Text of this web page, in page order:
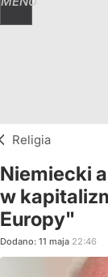
Religia
Niemiecki
w
Europy"
Dodano: 11 maja 22:46